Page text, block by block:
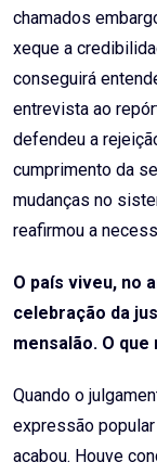
chamados
xeque a
conseguirá
entrevista ao
defendeu a
cumprimento da
mudanças no
reafirmou a
O país viveu, no
celebração da
mensalão. O
Quando o
expressão
acabou. Houve